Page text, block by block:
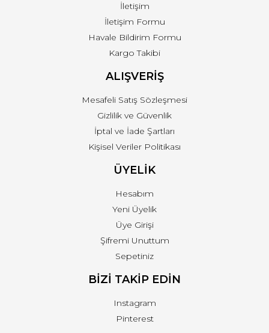
İletişim
İletişim Formu
Havale Bildirim Formu
Kargo Takibi
ALIŞVERİŞ
Mesafeli Satış Sözleşmesi
Gizlilik ve Güvenlik
İptal ve İade Şartları
Kişisel Veriler Politikası
ÜYELİK
Hesabım
Yeni Üyelik
Üye Girişi
Şifremi Unuttum
Sepetiniz
BİZİ TAKİP EDİN
Instagram
Pinterest